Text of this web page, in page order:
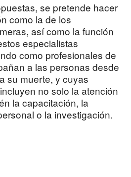
se pretende hacer
como la de los
así como la función
especialistas
como profesionales de
a las personas desde
su muerte, y cuyas
no solo la atención
la capacitación, la
o la investigación.